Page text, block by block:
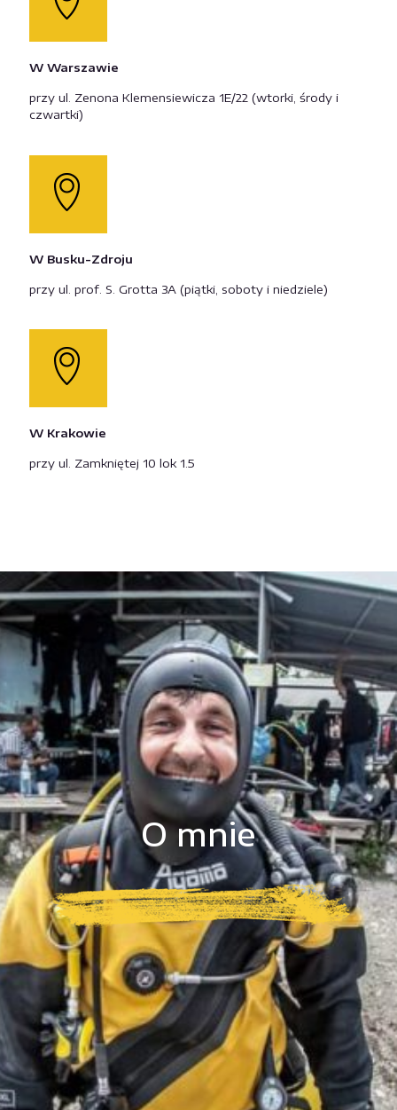
W Warszawie
przy ul. Zenona Klemensiewicza 1E/22 (wtorki, środy i
czwartki)
W Busku-Zdroju
przy ul. prof. S. Grotta 3A (piątki, soboty i niedziele)
W Krakowie
przy ul. Zamkniętej 10 lok 1.5
O mnie